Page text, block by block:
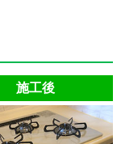
施工後